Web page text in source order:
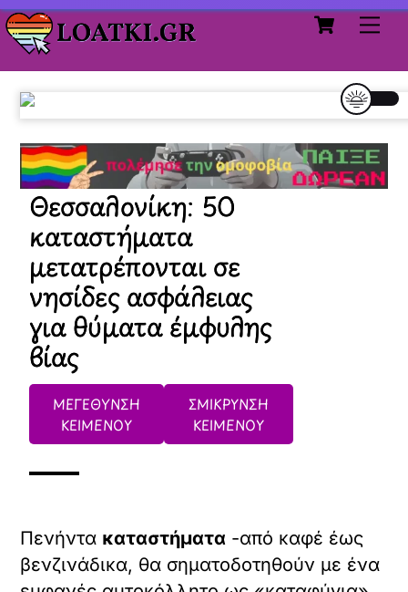
Skip
to
content
Cart
Θεσσαλονίκη: 50
καταστήματα
μετατρέπονται σε
νησίδες ασφάλειας
για θύματα έμφυλης
βίας
ΜΕΓΕΘΥΝΣΗ
ΚΕΙΜΕΝΟΥ
ΣΜΙΚΡΥΝΣΗ
ΚΕΙΜΕΝΟΥ
Πενήντα καταστήματα -από καφέ έως
βενζινάδικα, θα σηματοδοτηθούν με ένα